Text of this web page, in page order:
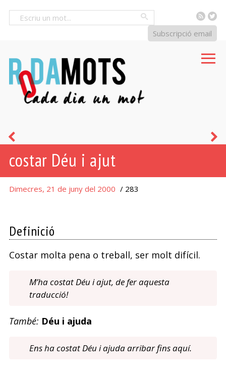
RSS
Subscripció email
costar Déu i ajut
Dimecres, 21 de juny del 2000 / 283
Definició
Costar molta pena o treball, ser molt difícil.
M’ha costat Déu i ajut, de fer aquesta
traducció!
També: Déu i ajuda
Ens ha costat Déu i ajuda arribar fins aquí.
malgirbat
-
ada